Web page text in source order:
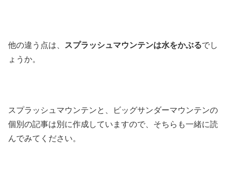
他の違う点は、 スプラッシュマウンテンは水をかぶるでし
ょうか。
スプラッシュマウンテンと、ビッグサンダーマウンテンの
個別の記事は別に作成していますので、そちらも一緒に読
んでみてください。